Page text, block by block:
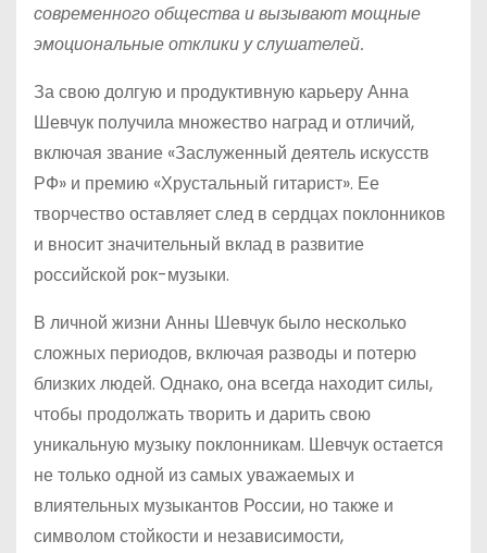
современного общества и вызывают мощные
эмоциональные отклики у слушателей.
За свою долгую и продуктивную карьеру Анна
Шевчук получила множество наград и отличий,
включая звание «Заслуженный деятель искусств
РФ» и премию «Хрустальный гитарист». Ее
творчество оставляет след в сердцах поклонников
и вносит значительный вклад в развитие
российской рок-музыки.
В личной жизни Анны Шевчук было несколько
сложных периодов, включая разводы и потерю
близких людей. Однако, она всегда находит силы,
чтобы продолжать творить и дарить свою
уникальную музыку поклонникам. Шевчук остается
не только одной из самых уважаемых и
влиятельных музыкантов России, но также и
символом стойкости и независимости,